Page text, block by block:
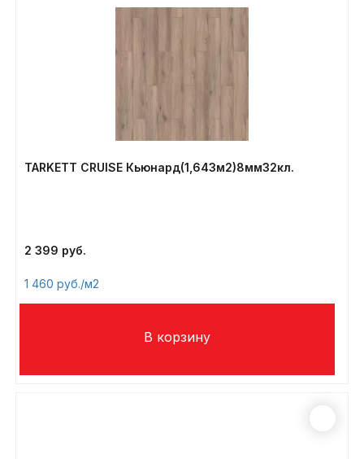
TARKETT CRUISE Кьюнард(1,643м2)8мм32кл.
2 399
1 460 /м2